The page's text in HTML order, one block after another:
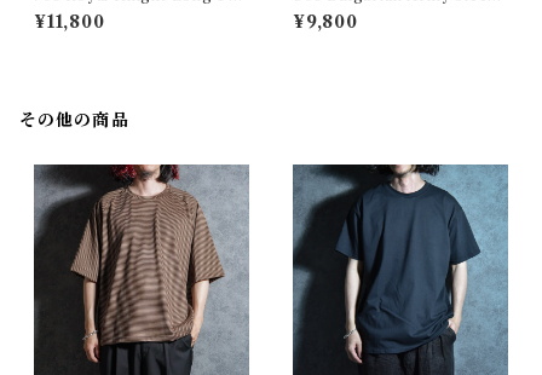
nt Collar Shirts ロイヤルナ
イト ロングポイント 半袖 シャ
¥11,800
ng Shirts Coverall ブルガリ
ア軍 スリーピング シャツ カバ
¥9,800
その他の商品